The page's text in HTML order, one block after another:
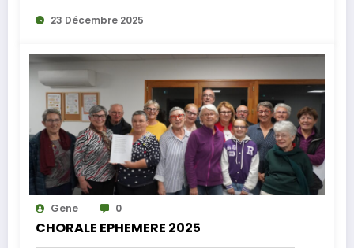
23 Décembre 2025
Gene 0
CHORALE EPHEMERE 2025